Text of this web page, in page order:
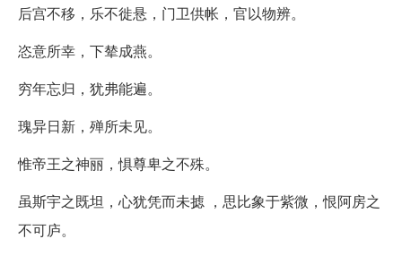
后宫不移，乐不徙悬，门卫供帐，官以物辨。
恣意所幸，下辇成燕。
穷年忘归，犹弗能遍。
瑰异日新，殚所未见。
惟帝王之神丽，惧尊卑之不殊。
虽斯宇之既坦，心犹凭而未摅 ，思比象于紫微，恨阿房之
不可庐。